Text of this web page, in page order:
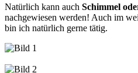
Natürlich kann auch Schimmel
nachgewiesen werden! Auch im
bin ich natürlich gerne tätig.